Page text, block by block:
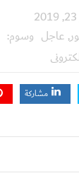
, عاجل وسوم:
مشاركة